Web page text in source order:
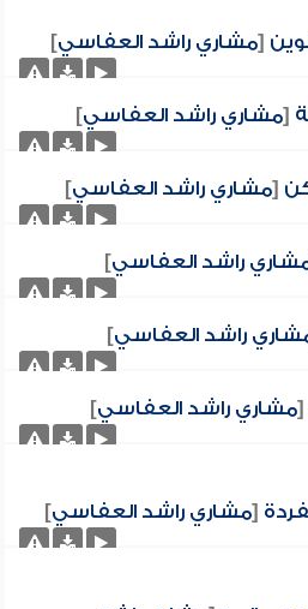
[مشاري راشد العفاسي]
[مشاري راشد العفاسي]
[مشاري راشد العفاسي]
راشد العفاسي]
راشد العفاسي]
[مشاري راشد العفاسي]
[مشاري راشد العفاسي]